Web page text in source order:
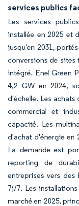
services publics
Les services
installée en 2025 et
jusqu'en 2031,
conversions de sites
intégré. Enel Green
4,2 GW en 2024,
d'échelle. Les achats
commercial et
capacité. Les
d'achat d'énergie en
La demande est
reporting de
entreprises vers
7j/7. Les
marché en 2025,